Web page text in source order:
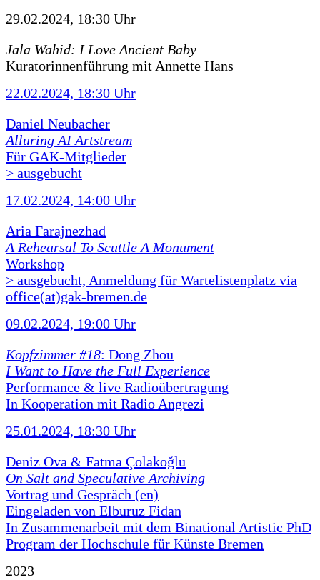
29.02.2024, 18:30 Uhr
Jala Wahid: I Love Ancient Baby
Kuratorinnenführung mit Annette Hans
22.02.2024, 18:30 Uhr
Daniel Neubacher
Alluring AI Artstream
Für GAK-Mitglieder
> ausgebucht
17.02.2024, 14:00 Uhr
Aria Farajnezhad
A Rehearsal To Scuttle A Monument
Workshop
> ausgebucht, Anmeldung für Wartelistenplatz via
office(at)gak-bremen.de
09.02.2024, 19:00 Uhr
Kopfzimmer #18: Dong Zhou
I Want to Have the Full Experience
Performance & live Radioübertragung
In Kooperation mit Radio Angrezi
25.01.2024, 18:30 Uhr
Deniz Ova & Fatma Çolakoğlu
On Salt and Speculative Archiving
Vortrag und Gespräch (en)
Eingeladen von Elburuz Fidan
In Zusammenarbeit mit dem Binational Artistic PhD
Program der Hochschule für Künste Bremen
2023